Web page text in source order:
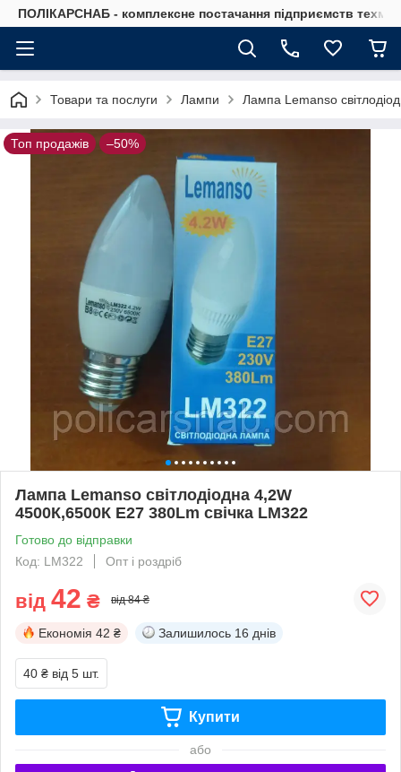
ПОЛІКАРСНАБ - комплексне постачання підприємств
Товари та послуги Лампи Лампа Lemanso
Топ продажів –50%
Лампа Lemanso світлодіодна 4,2W
4500К,6500К Е27 380Lm свічка LM322
Готово до відправки
Код: LM322
Опт і роздріб
від 42 ₴ від 84 ₴
Економія 42 ₴ Залишилось 16 днів
40 ₴ від 5 шт.
Купити
або